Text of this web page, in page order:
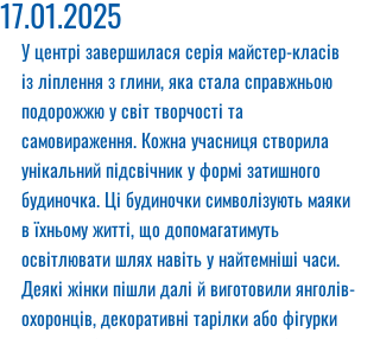
17.01.2025
У центрі завершилася серія майстер-класів
із ліплення з глини, яка стала справжньою
подорожжю у світ творчості та
самовираження. Кожна учасниця створила
унікальний підсвічник у формі затишного
будиночка. Ці будиночки символізують маяки
в їхньому житті, що допомагатимуть
освітлювати шлях навіть у найтемніші часи.
Деякі жінки пішли далі й виготовили янголів-
охоронців, декоративні тарілки або фігурки